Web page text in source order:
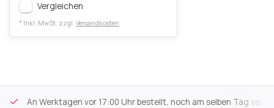
Vergleichen
* Inkl. MwSt. zzgl. Versandkosten
An Werktagen vor 17:00 Uhr bestellt, noch am selben Tag